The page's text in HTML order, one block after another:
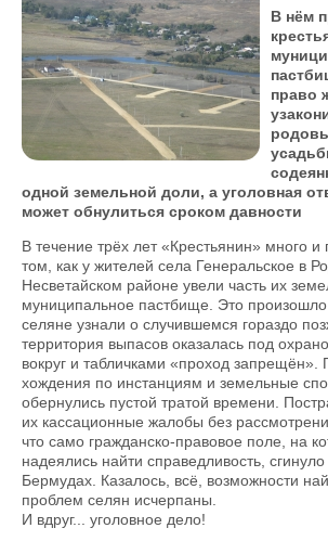
В нём
право
одной земельной доли, а уголовная
может обнулиться сроком давности
В течение трёх лет «Крестьянин» много
том, как у жителей села Генеральское в
Несветайском районе увели часть их
муниципальное пастбище. Это произошло
селяне узнали о случившемся гораздо
территория выпасов оказалась под
вокруг и табличками «проход
хождения по инстанциям и земельные
обернулись пустой тратой времени.
их кассационные жалобы без
что само гражданско-правовое поле, на
надеялись найти справедливость,
Бермудах. Казалось, всё, возможности
проблем селян исчерпаны.
И вдруг... уголовное дело!